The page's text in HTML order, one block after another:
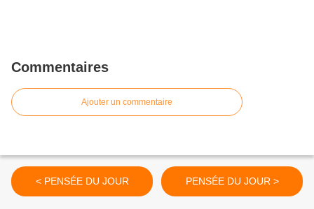
Commentaires
Ajouter un commentaire
< PENSÉE DU JOUR PENSÉE DU JOUR >